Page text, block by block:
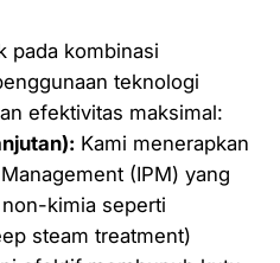
pada kombinasi
teknologi
efektivitas maksimal:
Kami menerapkan
(IPM) yang
kimia seperti
steam treatment)